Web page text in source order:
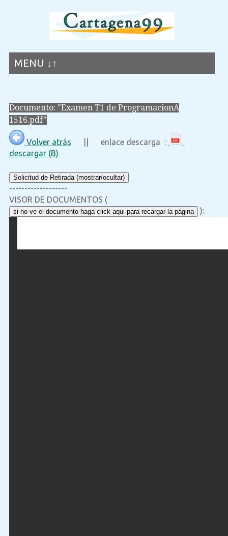
MENU ↓↑
Documento: "Examen T1 de ProgramacionA
1516.pdf"
Volver atrás || enlace descarga :
descargar (B)
Solicitud de Retirada (mostrar/ocultar)
-------------------
VISOR DE DOCUMENTOS (
si no ve el documento haga click aqui para recargar la página ):